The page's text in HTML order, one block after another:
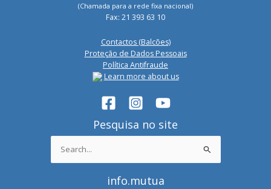
(Chamada para a rede fixa nacional)
Fax: 21 393 63 10
Contactos (Balcões)
Proteção de Dados Pessoais
Política Antifraude
Learn more about us
Pesquisa no site
Search
for:
info.mutua